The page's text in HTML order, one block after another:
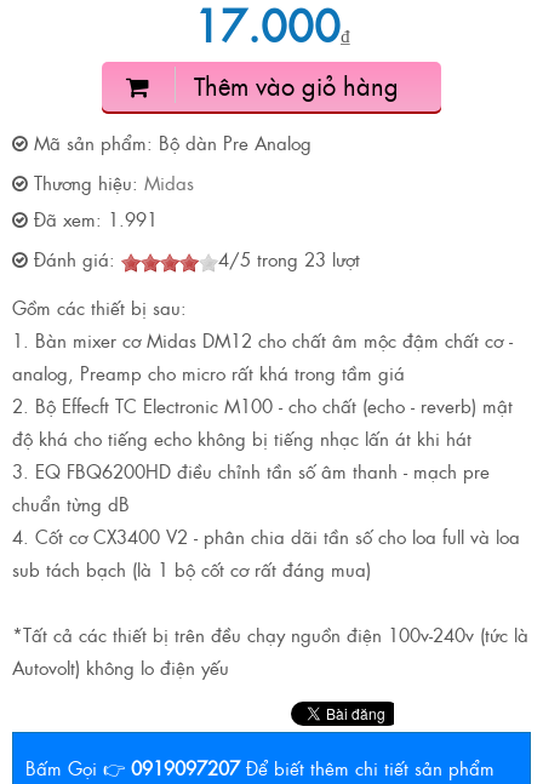
17.000₫
Thêm vào giỏ hàng
Mã sản phẩm: Bộ dàn Pre Analog
Thương hiệu: Midas
Đã xem: 1.991
Đánh giá:
4/5 trong 23 lượt
Gồm các thiết bị sau:
1. Bàn mixer cơ Midas DM12 cho chất âm mộc đậm chất cơ -
analog, Preamp cho micro rất khá trong tầm giá
2. Bộ Effecft TC Electronic M100 - cho chất (echo - reverb) mật
độ khá cho tiếng echo không bị tiếng nhạc lấn át khi hát
3. EQ FBQ6200HD điều chỉnh tần số âm thanh - mạch pre
chuẩn từng dB
4. Cốt cơ CX3400 V2 - phân chia dãi tần số cho loa full và loa
sub tách bạch (là 1 bộ cốt cơ rất đáng mua)
*Tất cả các thiết bị trên đều chạy nguồn điện 100v-240v (tức là
Autovolt) không lo điện yếu
Bấm Gọi 👉 0919097207 Để biết thêm chi tiết sản phẩm